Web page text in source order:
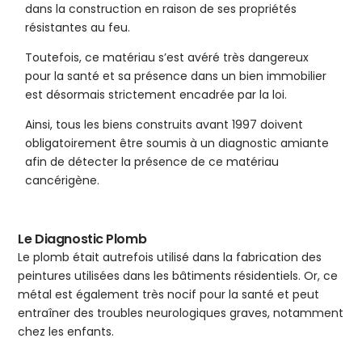
dans la construction en raison de ses propriétés
résistantes au feu.
Toutefois, ce matériau s’est avéré très dangereux
pour la santé et sa présence dans un bien immobilier
est désormais strictement encadrée par la loi.
Ainsi, tous les biens construits avant 1997 doivent
obligatoirement être soumis à un diagnostic amiante
afin de détecter la présence de ce matériau
cancérigène.
Le Diagnostic Plomb
Le plomb était autrefois utilisé dans la fabrication des
peintures utilisées dans les bâtiments résidentiels. Or, ce
métal est également très nocif pour la santé et peut
entraîner des troubles neurologiques graves, notamment
chez les enfants.